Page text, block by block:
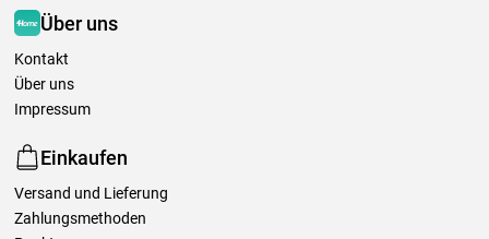
Über uns
Kontakt
Über uns
Impressum
Einkaufen
Versand und Lieferung
Zahlungsmethoden